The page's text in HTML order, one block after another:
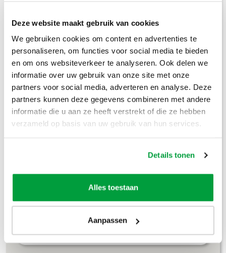
Deze website maakt gebruik van cookies
We gebruiken cookies om content en advertenties te
personaliseren, om functies voor social media te bieden
en om ons websiteverkeer te analyseren. Ook delen we
informatie over uw gebruik van onze site met onze
partners voor social media, adverteren en analyse. Deze
partners kunnen deze gegevens combineren met andere
informatie die u aan ze heeft verstrekt of die ze hebben
verzameld op basis van uw gebruik van hun services.
Details tonen
Alles toestaan
Aanpassen
Prijzen inclusief btw
Bouwafval €304,-
Puinafval €179,-
Houtafval €199,-
Dakafval €694,-
Grondafval €364,-